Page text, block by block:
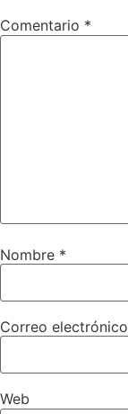
Comentario *
Nombre *
Correo electrónico
Web